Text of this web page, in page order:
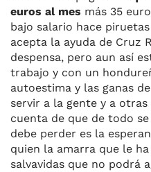
euros al mes más 35
bajo salario hace
acepta la ayuda de Cruz
despensa, pero aun así
trabajo y con un
autoestima y las ganas
servir a la gente y a
cuenta de que de todo
debe perder es la
quien la amarra que le
salvavidas que no podrá